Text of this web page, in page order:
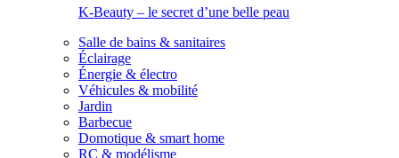
K-Beauty – le secret d’une belle peau
Salle de bains & sanitaires
Éclairage
Énergie & électro
Véhicules & mobilité
Jardin
Barbecue
Domotique & smart home
RC & modélisme